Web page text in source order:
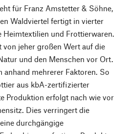
für Franz Amstetter & Söhne,
Waldviertel fertigt in vierter
Heimtextilien und Frottierwaren.
jeher großen Wert auf die
und den Menschen vor Ort.
anhand mehrerer Faktoren. So
aus kbA-zertifizierter
Produktion erfolgt nach wie vor
Dies verringert die
durchgängige